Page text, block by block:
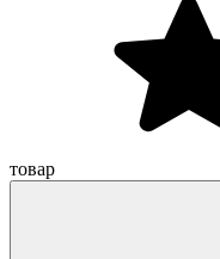
товар